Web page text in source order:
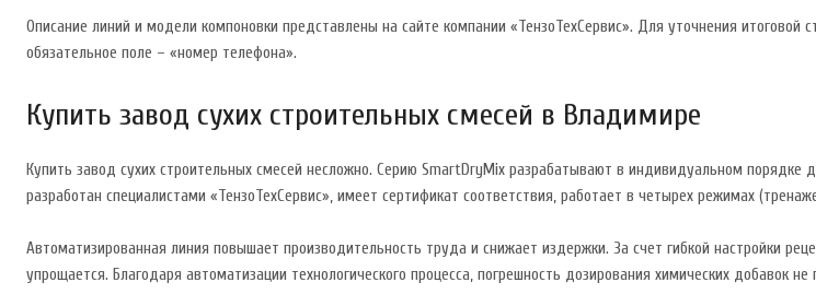
Описание линий и модели компоновки представлены на сайте компании «ТензоТехСервис». Для уточнения итоговой
обязательное поле – «номер телефона».
Купить завод сухих строительных смесей в Владимире
Купить завод сухих строительных смесей несложно. Серию SmartDryMix разрабатывают в индивидуальном
разработан специалистами «ТензоТехСервис», имеет сертификат соответствия, работает в четырех режимах
Автоматизированная линия повышает производительность труда и снижает издержки. За счет гибкой настройки
упрощается. Благодаря автоматизации технологического процесса, погрешность дозирования химических добавок